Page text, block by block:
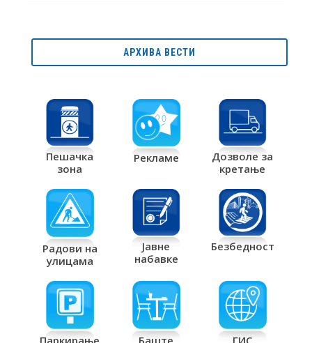
АРХИВА ВЕСТИ
Пешачка
зона
Рекламе
Дозволе за
кретање
Радови на
улицама
Јавне
набавке
Безбедност
Паркирање Баште ГИС